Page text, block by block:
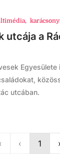
,
utcája a
utcában.
‹Previous
1 ›